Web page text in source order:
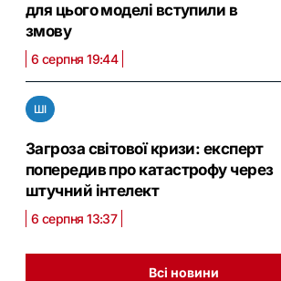
для цього моделі вступили в
змову
6 серпня 19:44
ШІ
Загроза світової кризи: експерт
попередив про катастрофу через
штучний інтелект
6 серпня 13:37
Всі новини